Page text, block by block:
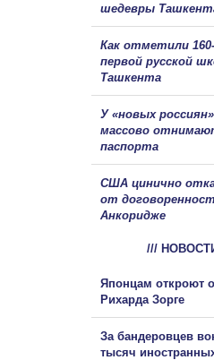
шедевры
Как отметили
первой русской
Ташкента
У «новых россиян»
массово
паспорта
США цинично
от
Анкоридже
///
Японцам откроют
Рихарда Зорге
За бандеровцев
тысяч